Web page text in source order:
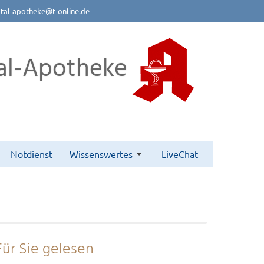
apotheke@t-online.de
Apotheke
Notdienst Wissenswertes LiveChat
Sie gelesen